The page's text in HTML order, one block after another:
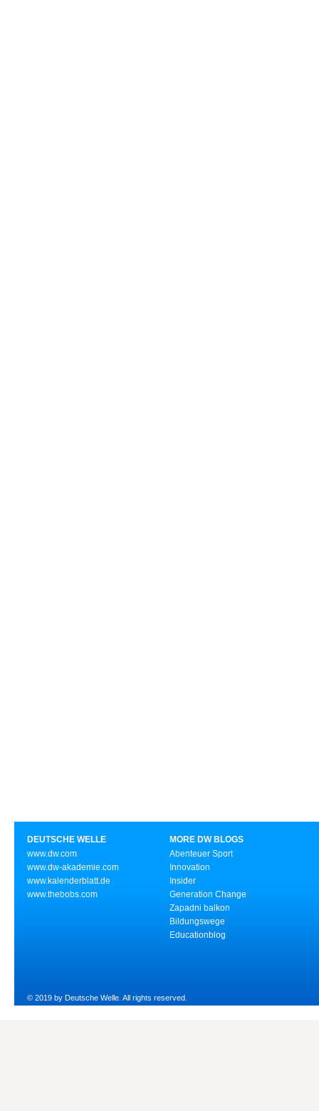
DEUTSCHE WELLE
www.dw.com
www.dw-akademie.com
www.kalenderblatt.de
www.thebobs.com
MORE DW BLOGS
Abenteuer Sport
Innovation
Insider
Generation Change
Zapadni balkon
Bildungswege
Educationblog
© 2019 by Deutsche Welle. All rights reserved.